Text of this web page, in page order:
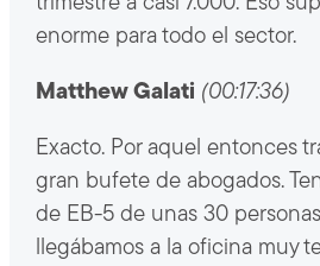
enorme para todo el sector.
Matthew Galati (00:17:36)
Exacto. Por aquel entonces
gran bufete de abogados.
de EB-5 de unas 30
llegábamos a la oficina muy